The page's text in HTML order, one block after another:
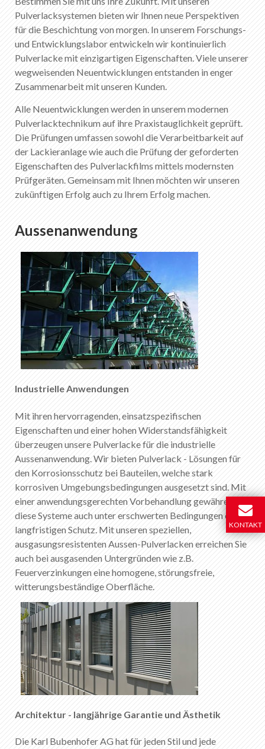
Pulverlacksystemen bieten wir Ihnen neue Perspektiven
für die Beschichtung von morgen. In unserem Forschungs-
und Entwicklungslabor entwickeln wir kontinuierlich
Pulverlacke mit einzigartigen Eigenschaften. Viele unserer
wegweisenden Neuentwicklungen entstanden in enger
Zusammenarbeit mit unseren Kunden.
Alle Neuentwicklungen werden in unserem modernen
Pulverlacktechnikum auf ihre Praxistauglichkeit geprüft.
Die Prüfungen umfassen sowohl die Verarbeitbarkeit auf
der Lackieranlage wie auch die Prüfung der geforderten
Eigenschaften des Pulverlackfilms mittels modernsten
Prüfgeräten. Gemeinsam mit Ihnen möchten wir unseren
zukünftigen Erfolg auch zu Ihrem Erfolg machen.
Aussenanwendung
Industrielle Anwendungen
Mit ihren hervorragenden, einsatzspezifischen
Eigenschaften und einer hohen Widerstandsfähigkeit
überzeugen unsere Pulverlacke für die industrielle
Aussenanwendung. Wir bieten Pulverlack - Lösungen für
den Korrosionsschutz bei Bauteilen, welche stark
korrosiven Umgebungsbedingungen ausgesetzt sind. Mit
einer anwendungsgerechten Vorbehandlung gewähren
diese Systeme auch unter erschwerten Bedingungen einen
langfristigen Schutz. Mit unseren speziellen,
ausgasungsresistenten Aussen-Pulverlacken erreichen Sie
auch bei ausgasenden Untergründen wie z.B.
Feuerverzinkungen eine homogene, störungsfreie,
witterungsbeständige Oberfläche.
Architektur - langjährige Garantie und Ästhetik
Die Karl Bubenhofer AG hat für jeden Stil und jede
KONTAKT